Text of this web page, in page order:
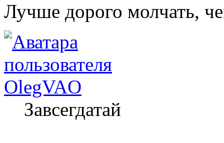
Лучше дорого молчать,
OlegVAO
Завсегдатай